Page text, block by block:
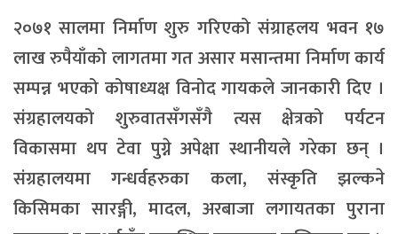
२०७१ सालमा निर्माण शुरु गरिएको संग्राहलय भवन १७
लाख रुपैयाँको लागतमा गत असार मसान्तमा निर्माण कार्य
सम्पन्न भएको कोषाध्यक्ष विनोद गायकले जानकारी दिए ।
संग्रहालयको शुरुवातसँगसँगै त्यस क्षेत्रको पर्यटन
विकासमा थप टेवा पुग्ने अपेक्षा स्थानीयले गरेका छन् ।
संग्रहालयमा गन्धर्वहरुका कला, संस्कृति झल्कने
किसिमका सारङ्गी, मादल, अरबाजा लगायतका पुराना